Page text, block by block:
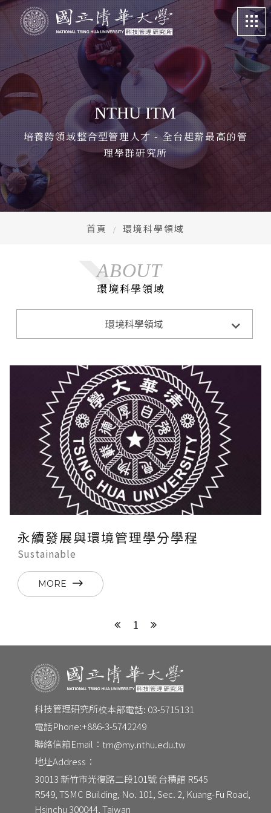
關於我們 About
課程特色 Program
招生訊息 Admission
系所成員 Faculty
學生專區 Student life
CONTACT
Email：tm@my.nthu.edu.tw
校本部電話： 校本部電話: 03-5715131
NTHU ITM
培養跨領域整合型管理人才 - 全台起薪最高的管
理學群研究所
首頁 環境科學領域
ABOUT
環境科學領域
環境科學領域
永續發展與環境管理學分學程Sustainable
永續發展與環境管理學分學程
Sustainable
MORE
1
科技管理研究所校本部電話: 03-5715131
電話Phone:+886-3-5742249
聯絡信箱Email： tm@my.nthu.edu.tw
地址Address：
30013 新竹市光復路二段101號 台積館 R545
R549, TSMC Building, No. 101, Sec. 2, Kuang-Fu Road,
Hsinchu 300044, Taiwan